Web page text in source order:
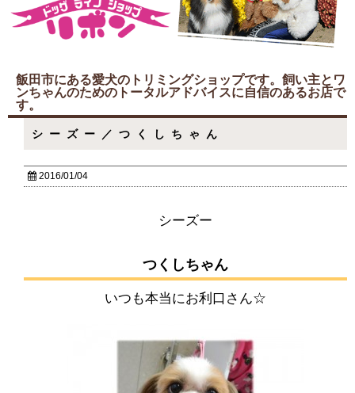
飯田市にある愛犬のトリミングショップです。飼い主とワ
ンちゃんのためのトータルアドバイスに自信のあるお店で
す。
シーズー／つくしちゃん
2016/01/04
シーズー
つくしちゃん
いつも本当にお利口さん☆